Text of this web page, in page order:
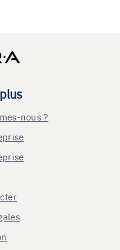
nous ?